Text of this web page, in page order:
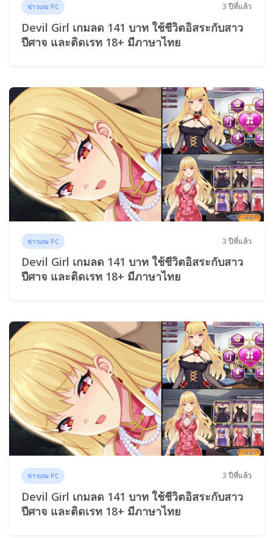
ข่าวเกม PC 3 ปีที่แล้ว
Devil Girl เกมลด 141 บาท ใช้ชีวิตอิสระกับสาว
ปีศาจ และติดเรท 18+ มีภาษาไทย
ข่าวเกม PC 3 ปีที่แล้ว
Devil Girl เกมลด 141 บาท ใช้ชีวิตอิสระกับสาว
ปีศาจ และติดเรท 18+ มีภาษาไทย
ข่าวเกม PC 3 ปีที่แล้ว
Devil Girl เกมลด 141 บาท ใช้ชีวิตอิสระกับสาว
ปีศาจ และติดเรท 18+ มีภาษาไทย